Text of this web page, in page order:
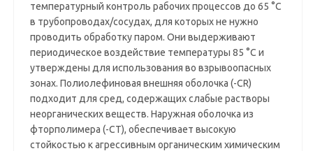
температурный контроль рабочих процессов до 65 °C
в трубопроводах/сосудах, для которых не нужно
проводить обработку паром. Они выдерживают
периодическое воздействие температуры 85 °C и
утверждены для использования во взрывоопасных
зонах. Полиолефиновая внешняя оболочка (-CR)
подходит для сред, содержащих слабые растворы
неорганических веществ. Наружная оболочка из
фторполимера (-CT), обеспечивает высокую
стойкостью к агрессивным органическим химическим